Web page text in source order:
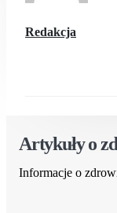
Redakcja
Artykuły o
Informacje o